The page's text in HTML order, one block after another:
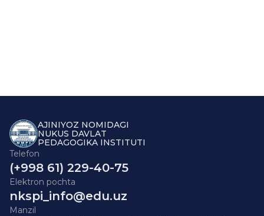
AJINIYOZ NOMIDAGI
NUKUS DAVLAT
PEDAGOGIKA INSTITUTI
Telefon
(+998 61) 229-40-75
Elektron pochta
nkspi_info@edu.uz
Manzil